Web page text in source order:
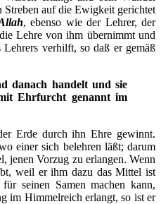
Streben auf die Ewigkeit gerichtet
, ebenso wie der Lehrer, der
Lehre von ihm übernimmt und
verhilft, so daß er gemäß
danach handelt und sie
Ehrfurcht genannt im
Erde durch ihn Ehre gewinnt.
einer sich belehren läßt; darum
jenen Vorzug zu erlangen. Wenn
weil er ihm dazu das Mittel ist
seinen Samen machen kann,
im Himmelreich erlangt, so ist er